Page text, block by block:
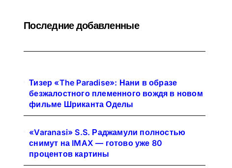
:Последние добавленные
Тизер «The Paradise»: Нани в образе
безжалостного племенного вождя в новом
фильме Шриканта Оделы
«Varanasi» S.S. Раджамули полностью
снимут на IMAX — готово уже 80
процентов картины